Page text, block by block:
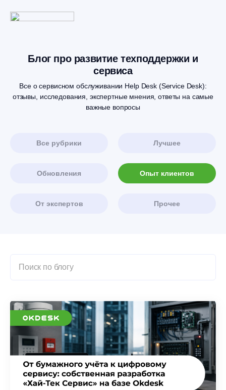
Блог про развитие техподдержки и
сервиса
Все о сервисном обслуживании Help Desk (Service Desk):
отзывы, исследования, экспертные мнения, ответы на самые
важные вопросы
Все рубрики Лучшее
Обновления Опыт клиентов
От экспертов Прочее